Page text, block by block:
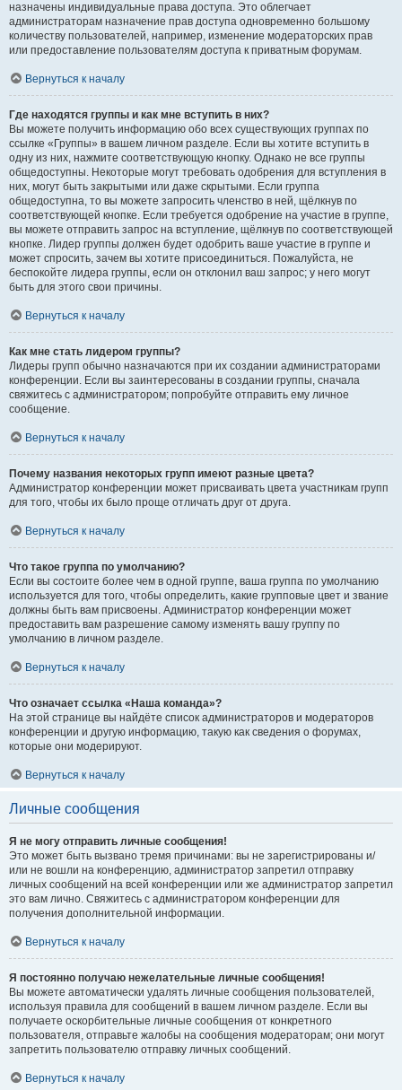
назначены индивидуальные права доступа. Это облегчает
администраторам назначение прав доступа одновременно большому
количеству пользователей, например, изменение модераторских прав
или предоставление пользователям доступа к приватным форумам.
Вернуться к началу
Где находятся группы и как мне вступить в них?
Вы можете получить информацию обо всех существующих группах по
ссылке «Группы» в вашем личном разделе. Если вы хотите вступить в
одну из них, нажмите соответствующую кнопку. Однако не все группы
общедоступны. Некоторые могут требовать одобрения для вступления в
них, могут быть закрытыми или даже скрытыми. Если группа
общедоступна, то вы можете запросить членство в ней, щёлкнув по
соответствующей кнопке. Если требуется одобрение на участие в группе,
вы можете отправить запрос на вступление, щёлкнув по соответствующей
кнопке. Лидер группы должен будет одобрить ваше участие в группе и
может спросить, зачем вы хотите присоединиться. Пожалуйста, не
беспокойте лидера группы, если он отклонил ваш запрос; у него могут
быть для этого свои причины.
Вернуться к началу
Как мне стать лидером группы?
Лидеры групп обычно назначаются при их создании администраторами
конференции. Если вы заинтересованы в создании группы, сначала
свяжитесь с администратором; попробуйте отправить ему личное
сообщение.
Вернуться к началу
Почему названия некоторых групп имеют разные цвета?
Администратор конференции может присваивать цвета участникам групп
для того, чтобы их было проще отличать друг от друга.
Вернуться к началу
Что такое группа по умолчанию?
Если вы состоите более чем в одной группе, ваша группа по умолчанию
используется для того, чтобы определить, какие групповые цвет и звание
должны быть вам присвоены. Администратор конференции может
предоставить вам разрешение самому изменять вашу группу по
умолчанию в личном разделе.
Вернуться к началу
Что означает ссылка «Наша команда»?
На этой странице вы найдёте список администраторов и модераторов
конференции и другую информацию, такую как сведения о форумах,
которые они модерируют.
Вернуться к началу
Личные сообщения
Я не могу отправить личные сообщения!
Это может быть вызвано тремя причинами: вы не зарегистрированы и/
или не вошли на конференцию, администратор запретил отправку
личных сообщений на всей конференции или же администратор запретил
это вам лично. Свяжитесь с администратором конференции для
получения дополнительной информации.
Вернуться к началу
Я постоянно получаю нежелательные личные сообщения!
Вы можете автоматически удалять личные сообщения пользователей,
используя правила для сообщений в вашем личном разделе. Если вы
получаете оскорбительные личные сообщения от конкретного
пользователя, отправьте жалобы на сообщения модераторам; они могут
запретить пользователю отправку личных сообщений.
Вернуться к началу